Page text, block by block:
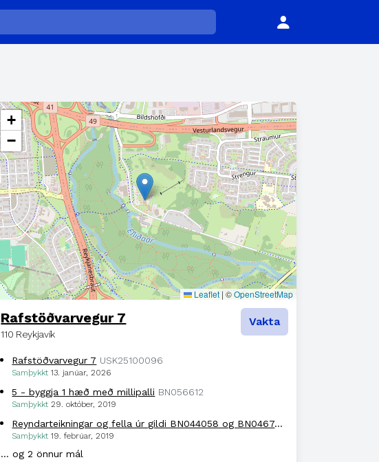
+
−
Leaflet |©OpenStreetMap
Rafstöðvarvegur 7
110 Reykjavík
Vakta
Rafstöðvarvegur 7 USK25100096
Samþykkt13. janúar, 2026
5 - byggja 1 hæð með millipalli BN056612
Samþykkt29. október, 2019
Reyndarteikningar og fella úr gildi BN044058 og BN046745
Samþykkt19. febrúar, 2019
… og 2 önnur mál